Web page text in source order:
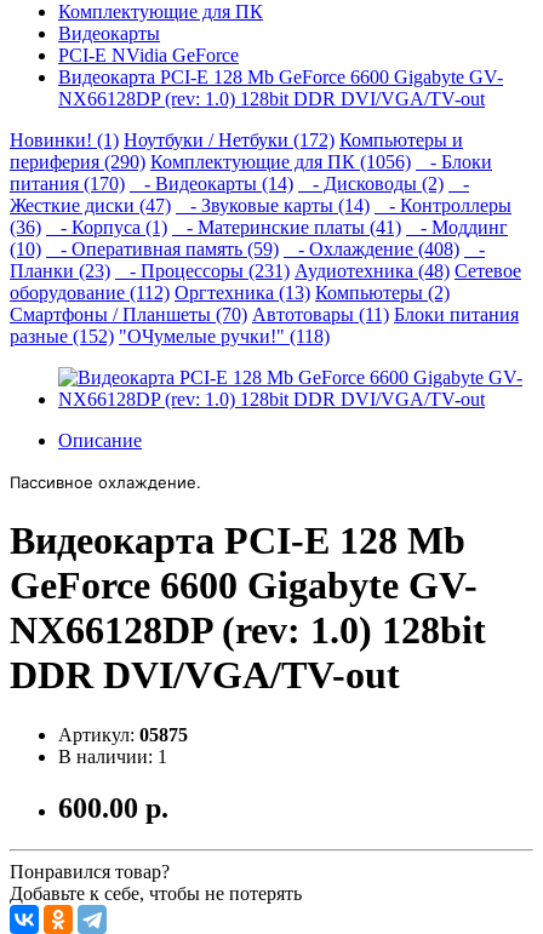
Комплектующие для ПК
Видеокарты
PCI-E NVidia GeForce
Видеокарта PCI-E 128 Mb GeForce 6600 Gigabyte GV-
NX66128DP (rev: 1.0) 128bit DDR DVI/VGA/TV-out
Новинки! (1) Ноутбуки / Нетбуки (172) Компьютеры и
периферия (290) Комплектующие для ПК (1056)
- Блоки
питания (170)
- Видеокарты (14) - Дисководы (2)
-
Жесткие диски (47)
- Звуковые карты (14)
- Контроллеры
(36)
- Корпуса (1) - Материнские платы (41)
- Моддинг
(10)
- Оперативная память (59) - Охлаждение (408)
-
Планки (23)
- Процессоры (231) Аудиотехника (48) Сетевое
оборудование (112) Оргтехника (13) Компьютеры (2)
Смартфоны / Планшеты (70) Автотовары (11) Блоки питания
разные (152) "ОЧумелые ручки!" (118)
Описание
Пассивное охлаждение.
Видеокарта PCI-E 128 Mb
GeForce 6600 Gigabyte GV-
NX66128DP (rev: 1.0) 128bit
DDR DVI/VGA/TV-out
Артикул: 05875
В наличии: 1
600.00 р.
Понравился товар?
Добавьте к себе, чтобы не потерять